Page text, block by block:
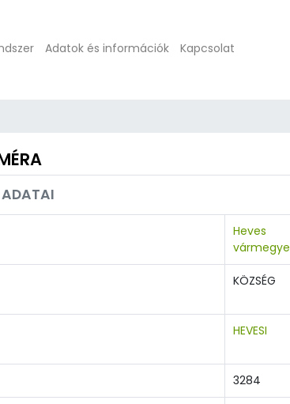
Adatok és információk Kapcsolat
ADATAI
Heves
vármegye
KÖZSÉG
HEVESI
3284